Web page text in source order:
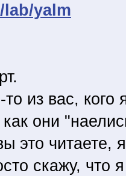
lab/yalm
из вас, кого
они
это читаете,
скажу, что